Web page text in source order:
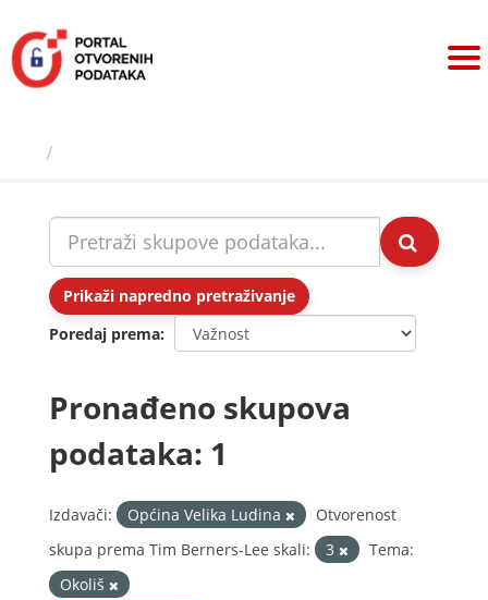
sadržaj
Prikaži napredno pretraživanje
Poredaj prema
Pronađeno skupova
podataka: 1
Izdavači: Općina Velika Ludina
Otvorenost
skupa prema Tim Berners-Lee skali:
3
Tema:
Okoliš